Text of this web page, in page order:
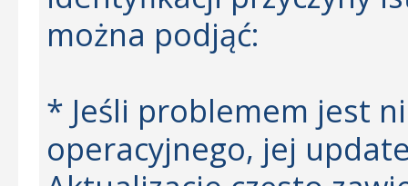
można podjąć:
* Jeśli problemem jest
operacyjnego, jej